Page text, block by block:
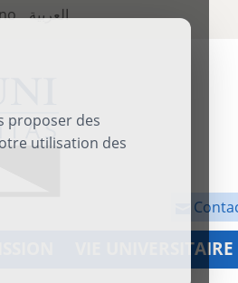
proposer des
utilisation des
العربية
VIE UNIVERSITAIRE